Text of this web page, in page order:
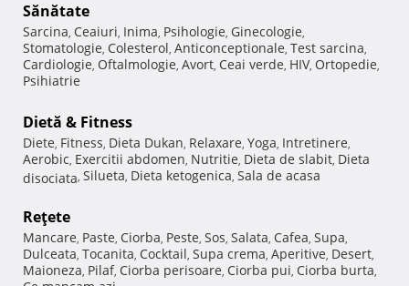
Sănătate
Sarcina, Ceaiuri, Inima, Psihologie, Ginecologie,
Stomatologie, Colesterol, Anticonceptionale, Test sarcina,
Cardiologie, Oftalmologie, Avort, Ceai verde, HIV, Ortopedie,
Psihiatrie
Dietă & Fitness
Diete, Fitness, Dieta Dukan, Relaxare, Yoga, Intretinere,
Aerobic, Exercitii abdomen, Nutritie, Dieta de slabit, Dieta
disociata, Silueta, Dieta ketogenica, Sala de acasa
Reţete
Mancare, Paste, Ciorba, Peste, Sos, Salata, Cafea, Supa,
Dulceata, Tocanita, Cocktail, Supa crema, Aperitive, Desert,
Maioneza, Pilaf, Ciorba perisoare, Ciorba pui, Ciorba burta,